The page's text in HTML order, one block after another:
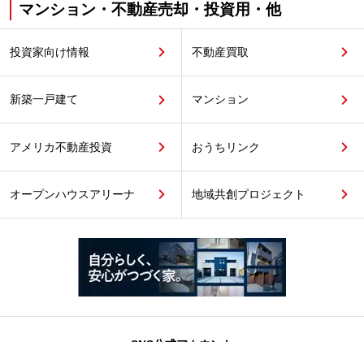
マンション・不動産売却・投資用・他
投資家向け情報 不動産買取
新築一戸建て マンション
アメリカ不動産投資 おうちリンク
オープンハウスアリーナ 地域共創プロジェクト